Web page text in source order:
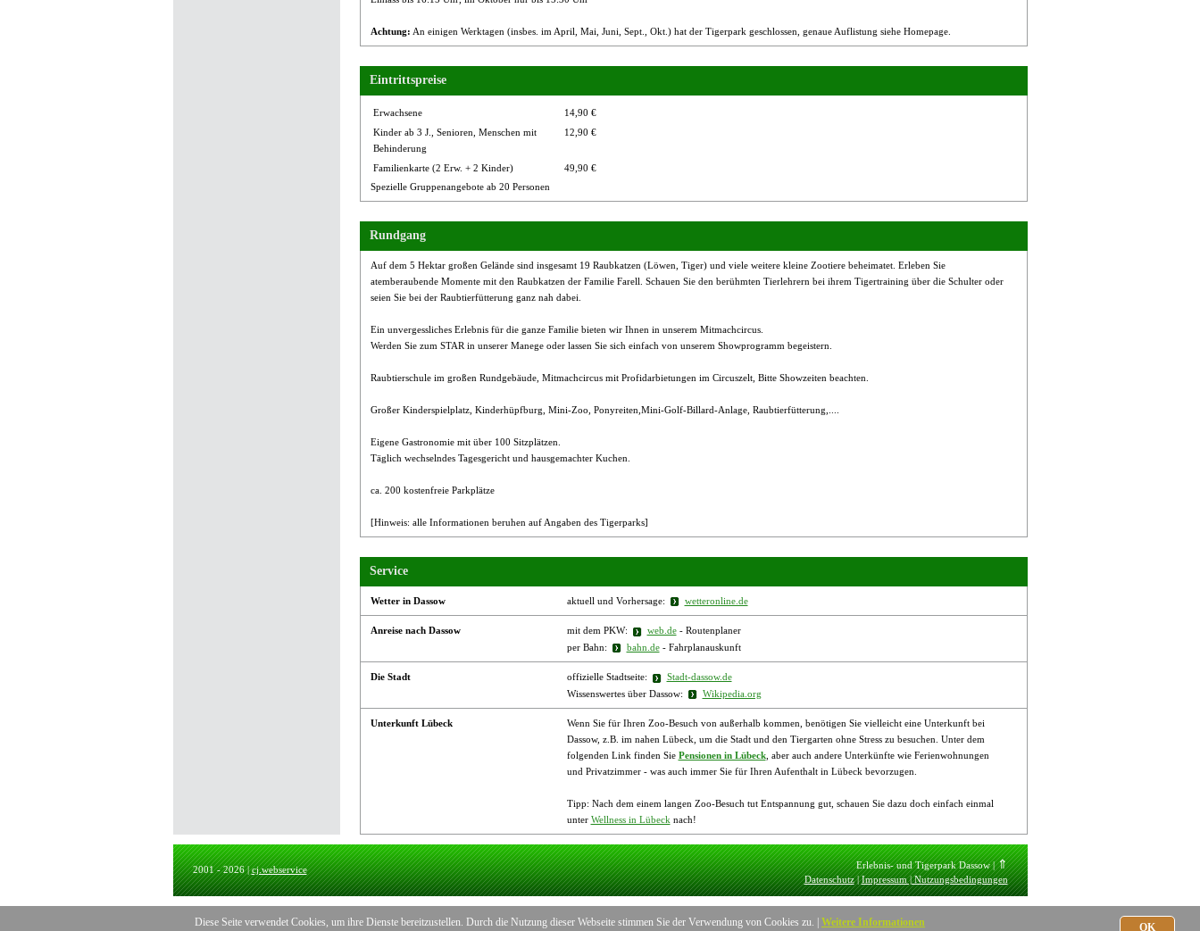
Diese Seite verwendet Cookies, um ihre Dienste bereitzustellen. Durch die Nutzung dieser Webseite stimmen Sie der Verwendung von Cookies zu. | Weitere Informationen OK
Achtung: An einigen Werktagen (insbes. im April, Mai, Juni, Sept., Okt.) hat der Tigerpark geschlossen, genaue Auflistung siehe Homepage.
Eintrittspreise
Erwachsene
14,90 €
Kinder ab 3 J., Senioren, Menschen mit
Behinderung
12,90 €
Familienkarte (2 Erw. + 2 Kinder)
49,90 €
Spezielle Gruppenangebote ab 20 Personen
Rundgang
Auf dem 5 Hektar großen Gelände sind insgesamt 19 Raubkatzen (Löwen, Tiger) und viele weitere kleine Zootiere beheimatet. Erleben Sie
atemberaubende Momente mit den Raubkatzen der Familie Farell. Schauen Sie den berühmten Tierlehrern bei ihrem Tigertraining über die Schulter oder
seien Sie bei der Raubtierfütterung ganz nah dabei.
Ein unvergessliches Erlebnis für die ganze Familie bieten wir Ihnen in unserem Mitmachcircus.
Werden Sie zum STAR in unserer Manege oder lassen Sie sich einfach von unserem Showprogramm begeistern.
Raubtierschule im großen Rundgebäude, Mitmachcircus mit Profidarbietungen im Circuszelt, Bitte Showzeiten beachten.
Großer Kinderspielplatz, Kinderhüpfburg, Mini-Zoo, Ponyreiten,Mini-Golf-Billard-Anlage, Raubtierfütterung,....
Eigene Gastronomie mit über 100 Sitzplätzen.
Täglich wechselndes Tagesgericht und hausgemachter Kuchen.
ca. 200 kostenfreie Parkplätze
[Hinweis: alle Informationen beruhen auf Angaben des Tigerparks]
Service
Wetter in Dassow aktuell und Vorhersage: wetteronline.de
Anreise nach Dassow mit dem PKW: web.de- Routenplaner
per Bahn:
bahn.de- Fahrplanauskunft
Die Stadt offizielle Stadtseite:
Stadt-dassow.de
Wissenswertes über Dassow:
Wikipedia.org
Unterkunft Lübeck
Wenn Sie für Ihren Zoo-Besuch von außerhalb kommen, benötigen Sie vielleicht eine Unterkunft bei
Dassow, z.B. im nahen Lübeck, um die Stadt und den Tiergarten ohne Stress zu besuchen. Unter dem
folgenden Link finden Sie Pensionen in Lübeck, aber auch andere Unterkünfte wie Ferienwohnungen
und Privatzimmer - was auch immer Sie für Ihren Aufenthalt in Lübeck bevorzugen.
Tipp: Nach dem einem langen Zoo-Besuch tut Entspannung gut, schauen Sie dazu doch einfach einmal
unter Wellness in Lübeck nach!
2001 - 2026 |cj.webservice Erlebnis- und Tigerpark Dassow|⇑
Datenschutz|Impressum | Nutzungsbedingungen